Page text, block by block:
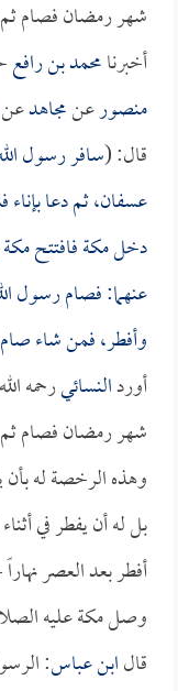
شهر رمضان فصام
أخبرنامحمد بن رافع
منصورعنمجاهدعن
قال: (سافر رسول
عسفان، ثم دعا
دخل مكة فافتتح
عنهما: فصام رسول
وأفطر، فمن شاء
أوردالنسائيرحمه
شهر رمضان فصام
وهذه الرخصة له
بل له أن يفطر في
أفطر بعد العصر
وصل مكة عليه
قالابن عباس: